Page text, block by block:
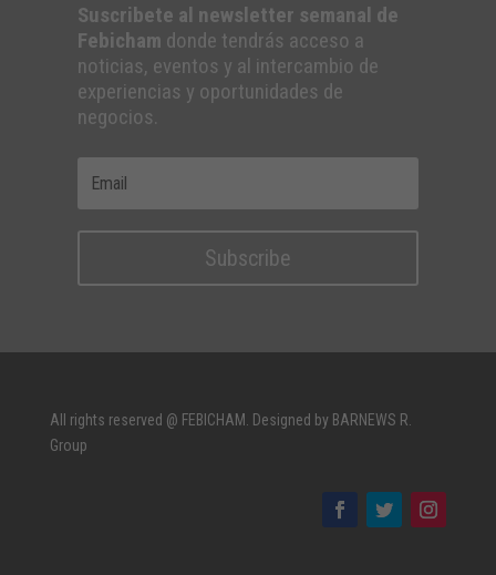
Suscribete al newsletter semanal de
Febicham donde tendrás acceso a
noticias, eventos y al intercambio de
experiencias y oportunidades de
negocios.
Subscribe
All rights reserved @ FEBICHAM. Designed by BARNEWS R.
Group